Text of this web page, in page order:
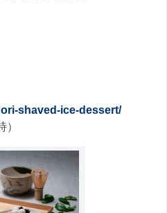
shaved-ice-dessert/